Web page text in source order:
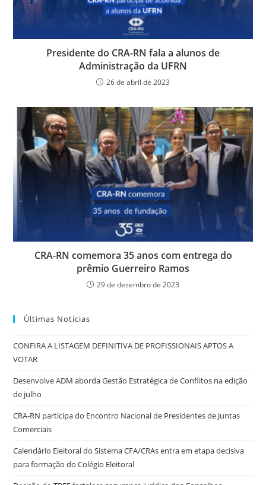
Presidente do CRA-RN fala a alunos de
Administração da UFRN
26 de abril de 2023
CRA-RN comemora 35 anos com entrega do
prêmio Guerreiro Ramos
29 de dezembro de 2023
Últimas Notícias
CONFIRA A LISTAGEM DEFINITIVA DE PROFISSIONAIS APTOS A
VOTAR
Desenvolve ADM aborda Gestão Estratégica de Conflitos na edição
de julho
CRA-RN participa do Encontro Nacional de Presidentes de Juntas
Comerciais
Calendário Eleitoral do Sistema CFA/CRAs entra em etapa decisiva
para formação do Colégio Eleitoral